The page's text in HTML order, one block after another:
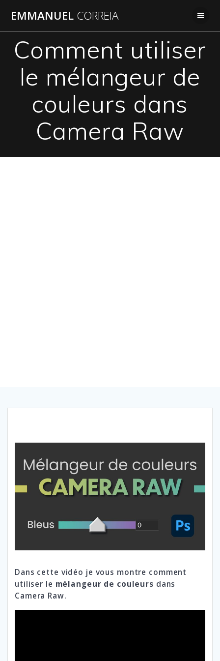
au
EMMANUEL CORREIA
Comment utiliser
le mélangeur de
couleurs dans
Camera Raw
Dans cette vidéo je vous montre comment
utiliser le mélangeur de couleurs dans
Camera Raw.